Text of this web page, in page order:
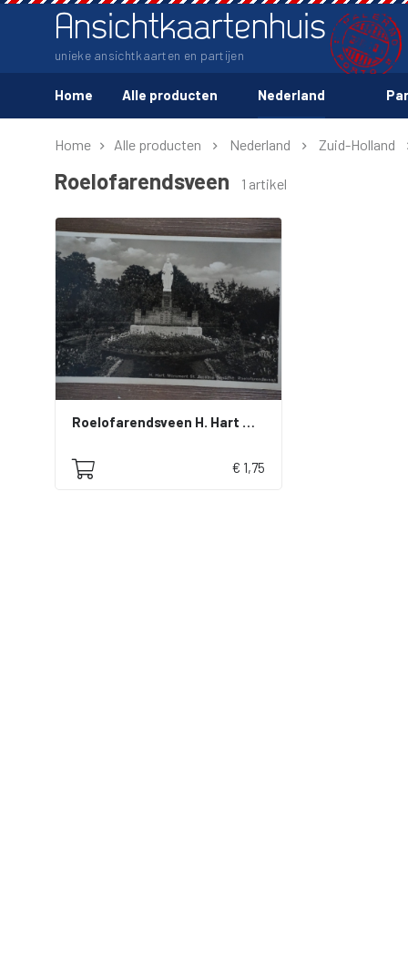
Ansichtkaartenhuis
unieke ansichtkaarten en partijen
Home Alle producten Nederland
Home Alle producten Nederland Zuid-Holland
Roelofarendsveen 1 artikel
Roelofarendsveen H. Hart monument St. Jacobus gesticht
€ 1,75